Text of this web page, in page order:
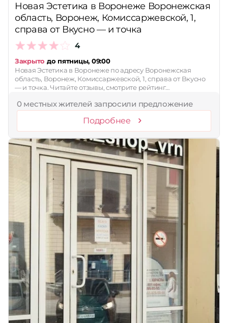
Новая Эстетика в Воронеже Воронежская
область, Воронеж, Комиссаржевской, 1,
справа от Вкусно — и точка
4
Закрыто до пятницы, 09:00
Новая Эстетика в Воронеже по адресу Воронежская
область, Воронеж, Комиссаржевской, 1, справа от Вкусно
— и точка. Читайте отзывы, смотрите рейтинг…
0 местных жителей запросили предложение
Подробнее